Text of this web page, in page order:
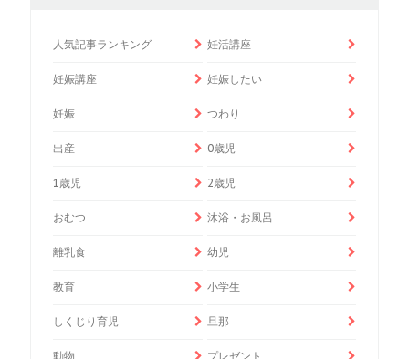
人気記事ランキング 妊活講座
妊娠講座 妊娠したい
妊娠 つわり
出産 0歳児
1歳児 2歳児
おむつ 沐浴・お風呂
離乳食 幼児
教育 小学生
しくじり育児 旦那
動物 プレゼント